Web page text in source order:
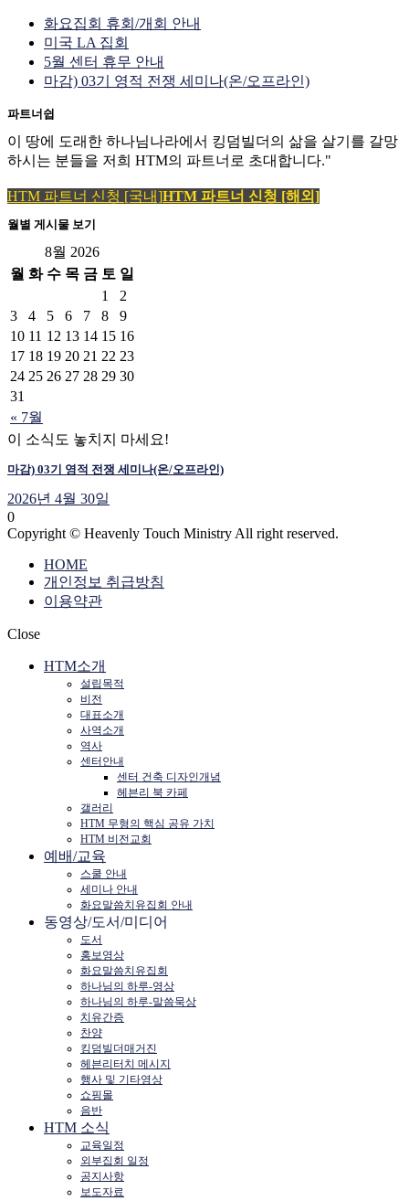
화요집회 휴회/개회 안내
미국 LA 집회
5월 센터 휴무 안내
마감) 03기 영적 전쟁 세미나(온/오프라인)
파트너쉽
이 땅에 도래한 하나님나라에서 킹덤빌더의 삶을 살기를 갈망
하시는 분들을 저희 HTM의 파트너로 초대합니다."
HTM 파트너 신청 [국내]HTM 파트너 신청 [해외]
월별 게시물 보기
8월 2026
월 화 수 목 금 토 일
« 7월
1
2
3
4 5 6 7 8
9
10 11 12 13 14 15 16
17 18 19 20 21 22 23
24 25 26 27 28 29 30
31
이 소식도 놓치지 마세요!
마감) 03기 영적 전쟁 세미나(온/오프라인)
2026년 4월 30일
0
Copyright © Heavenly Touch Ministry All right reserved.
HOME
개인정보 취급방침
이용약관
Close
HTM소개
설립목적
비전
대표소개
사역소개
역사
센터안내
센터 건축 디자인개념
헤븐리 북 카페
갤러리
HTM 무형의 핵심 공유 가치
HTM 비전교회
예배/교육
스쿨 안내
세미나 안내
화요말씀치유집회 안내
동영상/도서/미디어
도서
홍보영상
화요말씀치유집회
하나님의 하루-영상
하나님의 하루-말씀묵상
치유간증
찬양
킹덤빌더매거진
헤븐리터치 메시지
행사 및 기타영상
쇼핑몰
음반
HTM 소식
교육일정
외부집회 일정
공지사항
보도자료